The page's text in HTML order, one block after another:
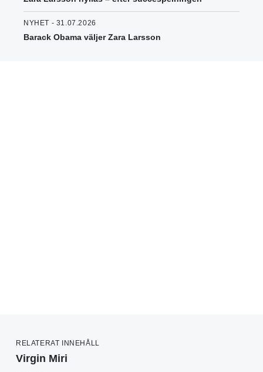
NYHET - 31.07.2026
Barack Obama väljer Zara Larsson
RELATERAT INNEHÅLL
Virgin Miri